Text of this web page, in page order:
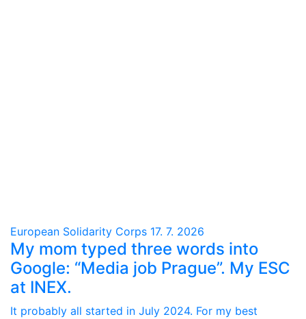
European Solidarity Corps 17. 7. 2026
My mom typed three words into
Google: “Media job Prague”. My ESC
at INEX.
It probably all started in July 2024. For my best